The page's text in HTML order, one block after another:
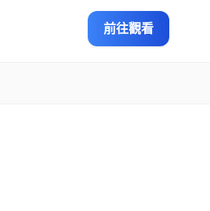
前往觀看